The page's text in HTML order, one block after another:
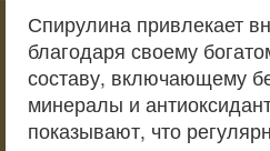
Спирулина привлекает
благодаря своему
составу, включающему
минералы и
показывают, что